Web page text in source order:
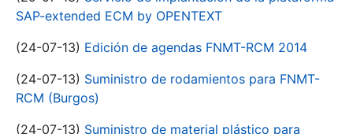
SAP-extended ECM by OPENTEXT
(24-07-13) Edición de agendas FNMT-RCM 2014
(24-07-13) Suministro de rodamientos para FNMT-
RCM (Burgos)
(24-07-13) Suministro de material plástico para